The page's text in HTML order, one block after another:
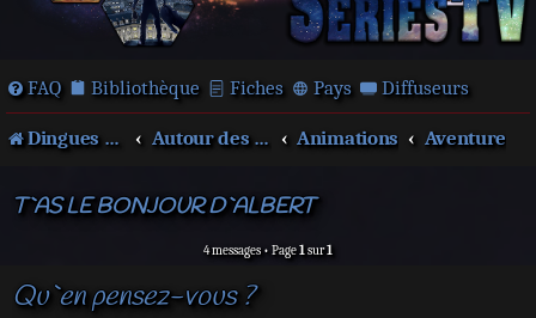
FAQ Bibliothèque Fiches Pays Diffuseurs
Dingues de séries télé ! Autour des films et séries Animations Aventure
T`AS LE BONJOUR D`ALBERT
4 messages • Page1sur1
Qu`en pensez-vous ?